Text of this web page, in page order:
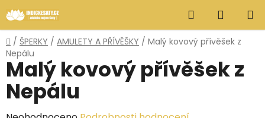
na
obsah
Hledat
KOŠÍK
Domů
/ ŠPERKY / AMULETY A PŘÍVĚŠKY / Malý kovový přívěšek z
Nepálu
Malý kovový přívěšek z
Nepálu